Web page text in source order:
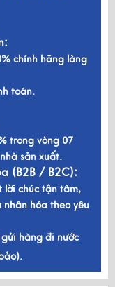
chính hãng làng
toán.
trong vòng 07
sản xuất.
(B2B / B2C):
lời chúc tận tâm,
hóa theo yêu
hàng đi nước